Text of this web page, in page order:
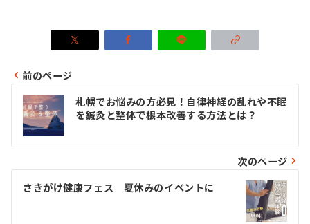
投
稿
ナ
ビ
ゲ
前のページ
札幌でお悩みの方必見！自律神経の乱れや不眠
を鍼灸と整体で根本改善する方法とは？
次のページ
さきがけ健康フェス 夏休みのイベントに